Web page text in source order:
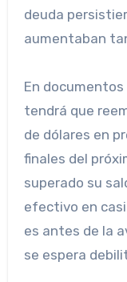
deuda
aumentaban
En
tendrá que
de dólares en
finales del
superado su
efectivo en casi
es antes de la
se espera